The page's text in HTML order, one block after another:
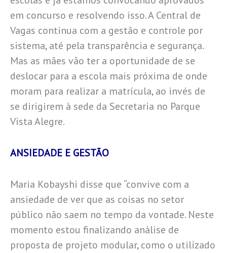
em concurso e resolvendo isso. A Central de
Vagas continua com a gestão e controle por
sistema, até pela transparência e segurança.
Mas as mães vão ter a oportunidade de se
deslocar para a escola mais próxima de onde
moram para realizar a matrícula, ao invés de
se dirigirem à sede da Secretaria no Parque
Vista Alegre.
ANSIEDADE E GESTÃO
Maria Kobayshi disse que “convive com a
ansiedade de ver que as coisas no setor
público não saem no tempo da vontade. Neste
momento estou finalizando análise de
proposta de projeto modular, como o utilizado